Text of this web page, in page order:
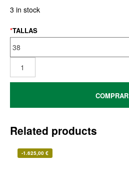
3 in stock
*TALLAS
COMPRAR
Related products
-1.625,00 €